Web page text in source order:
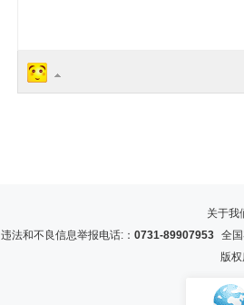
关于我
违法和不良信息举报电话:： 0731-89907953全国
版